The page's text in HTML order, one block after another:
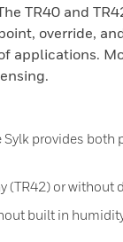
TR40 and
override,
applications.
Sylk provides
(TR42) or without
built in